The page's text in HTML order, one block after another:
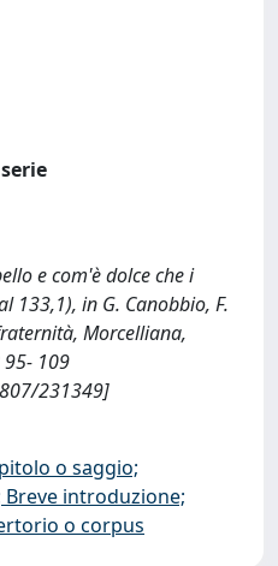
e com'è dolce che i
133,1), in G. Canobbio, F.
Morcelliana,
95- 109
231349]
o saggio;
introduzione;
o corpus